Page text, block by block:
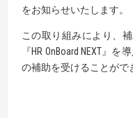
をお知らせいたします。
この取り組みにより、補
『HR OnBoard NEXT』
の補助を受けることがで